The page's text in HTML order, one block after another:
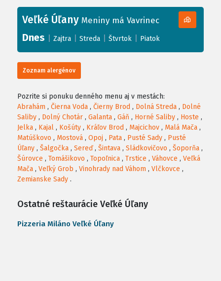
+
−
Veľké Úľany Meniny má Vavrinec
Dnes Zajtra Streda Štvrtok Piatok
Zoznam alergénov
Pozrite si ponuku denného menu aj v mestách:
Abrahám , Čierna Voda , Čierny Brod , Dolná Streda , Dolné
Saliby , Dolný Chotár , Galanta , Gáň , Horné Saliby , Hoste ,
Jelka , Kajal , Košúty , Kráľov Brod , Majcichov , Malá Mača ,
Matúškovo , Mostová , Opoj , Pata , Pusté Sady , Pusté
Úľany , Šalgočka , Sereď, Šintava , Sládkovičovo , Šoporňa ,
Šúrovce , Tomášikovo , Topoľnica , Trstice , Váhovce , Veľká
Mača , Veľký Grob , Vinohrady nad Váhom , Vlčkovce ,
Zemianske Sady .
Ostatné reštaurácie Veľké Úľany
Pizzeria Miláno Veľké Úľany